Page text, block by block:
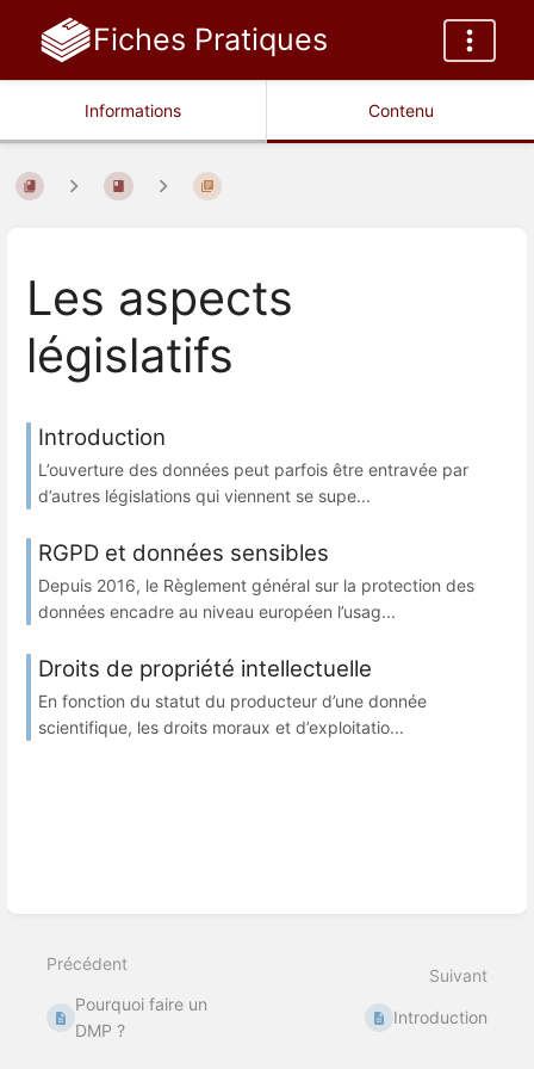
Fiches Pratiques
Informations Contenu
Les aspects
législatifs
Introduction
L’ouverture des données peut parfois être entravée par
d’autres législations qui viennent se supe...
RGPD et données sensibles
Depuis 2016, le Règlement général sur la protection des
données encadre au niveau européen l’usag...
Droits de propriété intellectuelle
En fonction du statut du producteur d’une donnée
scientifique, les droits moraux et d’exploitatio...
Précédent
Pourquoi faire un
DMP ?
Suivant
Introduction